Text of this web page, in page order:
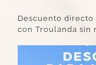
Descuento directo
con Troulanda sin